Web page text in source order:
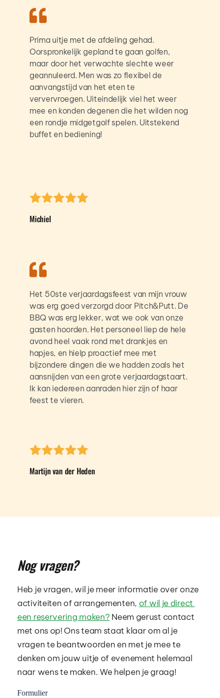
Prima uitje met de afdeling gehad.
Oorspronkelijk gepland te gaan golfen,
maar door het verwachte slechte weer
geannuleerd. Men was zo flexibel de
aanvangstijd van het eten te
ververvroegen. Uiteindelijk viel het weer
mee en konden degenen die het wilden nog
een rondje midgetgolf spelen. Uitstekend
buffet en bediening!
Michiel
Het 50ste verjaardagsfeest van mijn vrouw
was erg goed verzorgd door Pitch&Putt. De
BBQ was erg lekker, wat we ook van onze
gasten hoorden. Het personeel liep de hele
avond heel vaak rond met drankjes en
hapjes, en hielp proactief mee met
bijzondere dingen die we hadden zoals het
aansnijden van een grote verjaardagstaart.
Ik kan iedereen aanraden hier zijn of haar
feest te vieren.
Martijn van der Heden
Nog vragen?
Heb je vragen, wil je meer informatie over onze
activiteiten of arrangementen, of wil je direct
een reservering maken? Neem gerust contact
met ons op! Ons team staat klaar om al je
vragen te beantwoorden en met je mee te
denken om jouw uitje of evenement helemaal
naar wens te maken. We helpen je graag!
Formulier